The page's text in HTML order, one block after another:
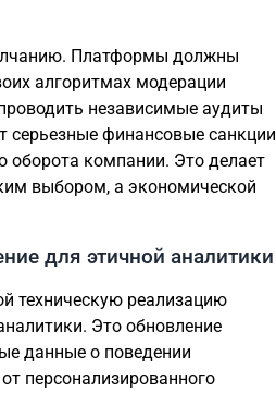
Платформы должны
алгоритмах модерации
независимые аудиты
серьезные финансовые санкции
оборота компании. Это делает
выбором, а экономической
для этичной аналитики
техническую реализацию
Это обновление
данные о поведении
персонализированного